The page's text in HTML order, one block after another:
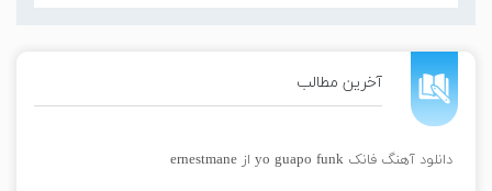
آخرین مطالب
دانلود آهنگ فانک yo guapo funk از ernestmane